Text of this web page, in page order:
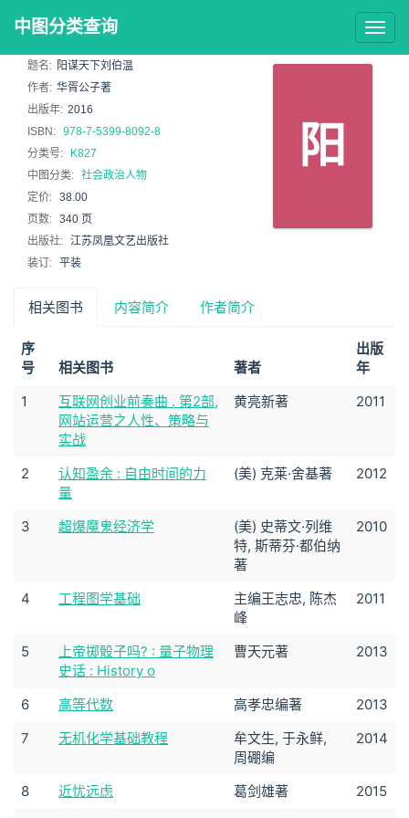
中图分类查询
阳
题名: 阳谋天下刘伯温
作者: 华胥公子著
出版年: 2016
ISBN: 978-7-5399-8092-8
分类号:
K827
中图分类: 社会政治人物
定价: 38.00
页数: 340 页
出版社: 江苏凤凰文艺出版社
装订: 平装
相关图书 内容简介 作者简介
序
号
相关图书 著者
出版
年
1
互联网创业前奏曲 . 第2部,
网站运营之人性、策略与
实战
黄亮新著 2011
2
认知盈余 : 自由时间的力
量
(美) 克莱·舍基著 2012
3 超爆魔鬼经济学
(美) 史蒂文·列维
特, 斯蒂芬·都伯纳
著
2010
4 工程图学基础
主编王志忠, 陈杰
峰
2011
5
上帝掷骰子吗? : 量子物理
史话 : History o
曹天元著 2013
6 高等代数 高孝忠编著
2013
7
无机化学基础教程
牟文生, 于永鲜,
周硼编
2014
8 近忧远虑 葛剑雄著
2015